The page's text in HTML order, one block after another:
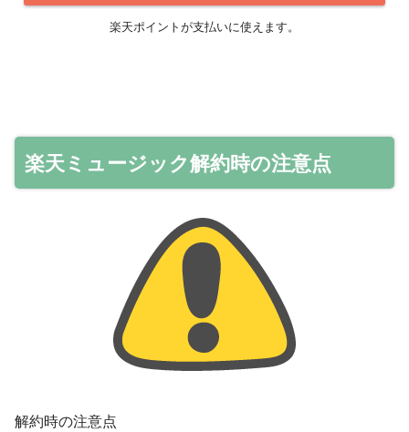
楽天ポイントが支払いに使えます。
楽天ミュージック解約時の注意点
解約時の注意点